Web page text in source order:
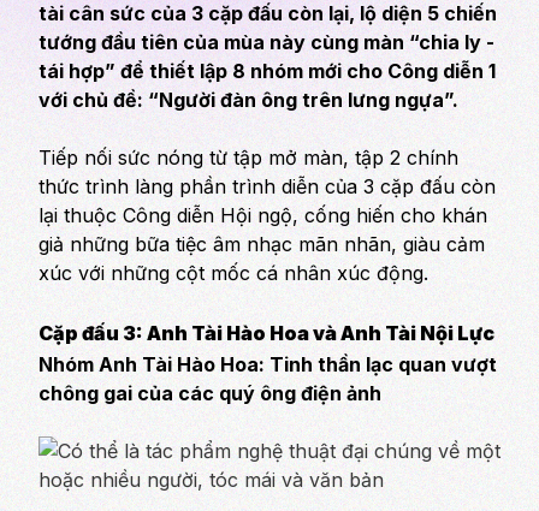
tài cân sức của 3 cặp đấu còn lại, lộ diện 5 chiến
tướng đầu tiên của mùa này cùng màn “chia ly -
tái hợp” để thiết lập 8 nhóm mới cho Công diễn 1
với chủ đề: “Người đàn ông trên lưng ngựa”.
Tiếp nối sức nóng từ tập mở màn, tập 2 chính
thức trình làng phần trình diễn của 3 cặp đấu còn
lại thuộc Công diễn Hội ngộ, cống hiến cho khán
giả những bữa tiệc âm nhạc mãn nhãn, giàu cảm
xúc với những cột mốc cá nhân xúc động.
Cặp đấu 3: Anh Tài Hào Hoa và Anh Tài Nội Lực
Nhóm Anh Tài Hào Hoa: Tinh thần lạc quan vượt
chông gai của các quý ông điện ảnh